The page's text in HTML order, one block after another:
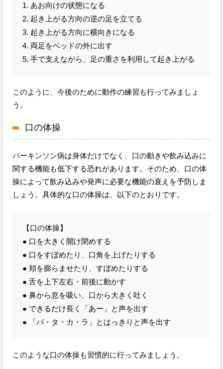
1. あお向けの状態になる
2. 起き上がる方向の逆の足を立てる
3. 起き上がる方向に横向きになる
4. 両足をベッドの外に出す
5. 手で支えながら、足の重さを利用して起き上がる
このように、今後のために動作の練習も行ってみましょ
う。
口の体操
パーキンソン病は身体だけでなく、口の動きや飲み込みに
関する機能も低下する恐れがあります。そのため、口の体
操によって飲み込みや発声に必要な機能の衰えを予防しま
しょう。具体的な口の体操は、以下のとおりです。
【口の体操】
● 口を大きく開け閉めする
● 口をすぼめたり、口角を上げたりする
● 頬を膨らませたり、すぼめたりする
● 舌を上下左右・前後に動かす
● 鼻から息を吸い、口から大きく吐く
● できるだけ長く「あー」と声を出す
● 「パ・タ・カ・ラ」とはっきりと声を出す
このような口の体操も習慣的に行ってみましょう。